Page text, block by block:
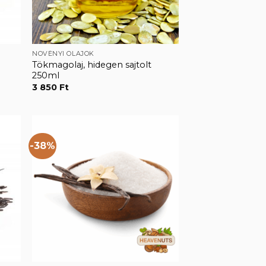
NÖVÉNYI OLAJOK
Tökmagolaj, hidegen sajtolt
250ml
3 850 Ft
-38%
Kedvencekhez